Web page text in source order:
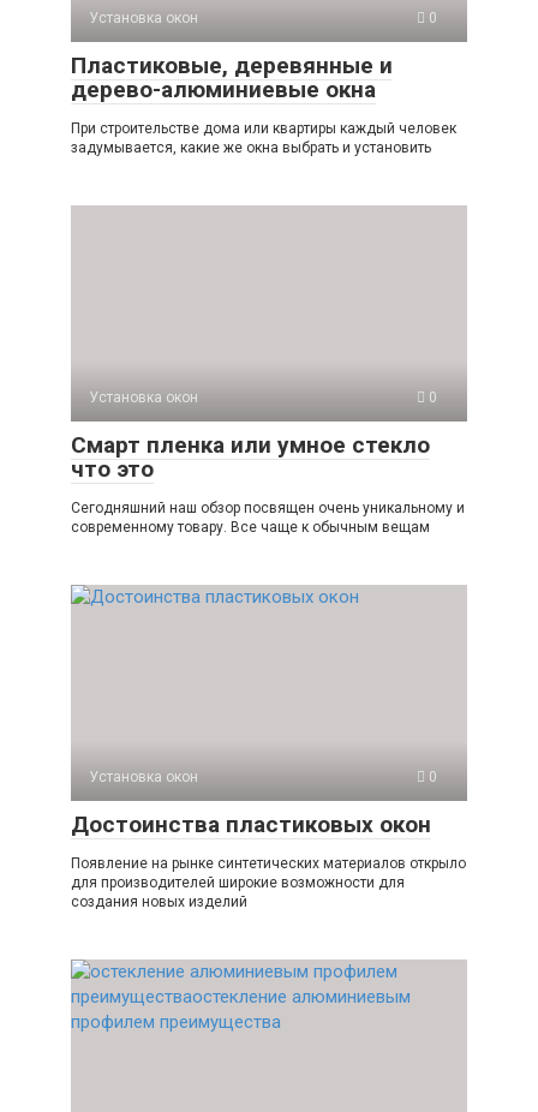
Установка окон 0
Пластиковые, деревянные и
дерево-алюминиевые окна
При строительстве дома или квартиры каждый человек
задумывается, какие же окна выбрать и установить
Установка окон 0
Смарт пленка или умное стекло
что это
Сегодняшний наш обзор посвящен очень уникальному и
современному товару. Все чаще к обычным вещам
Установка окон 0
Достоинства пластиковых окон
Появление на рынке синтетических материалов открыло
для производителей широкие возможности для
создания новых изделий